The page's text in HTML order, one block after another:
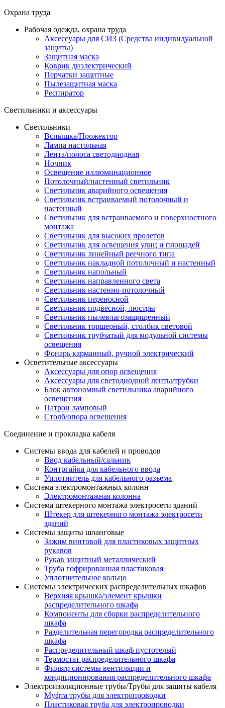
Охрана труда
Рабочая одежда, охрана труда
Аксессуары для СИЗ (Средства индивидуальной
защиты)
Защитная маска
Коврик диэлектрический
Перчатки защитные
Пылезащитная маска
Респиратор
Светильники и аксессуары
Светильники
Вспышка/Прожектор
Лампа настольная
Лента/полоса светодиодная
Ночник
Освещение иллюминационное
Потолочный/настенный светильник
Светильник аварийного освещения
Светильник встраиваемый потолочный и
настенный
Светильник для встраиваемого и поверхностного
монтажа
Светильник для высоких пролетов
Светильник для освещения улиц и площадей
Светильник линейный реечного типа
Светильник накладной потолочный и настенный
Светильник напольный
Светильник направленного света
Светильник настенно-потолочный
Светильник переносной
Светильник подвесной, люстры
Светильник пылевлагозащищенный
Светильник торшерный, столбик световой
Светильник трубчатый для модульной системы
освещения
Фонарь карманный, ручной электрический
Осветительные аксессуары
Аксессуары для опор освещения
Аксессуары для светодиодной ленты/трубки
Блок автономный светильника аварийного
освещения
Патрон ламповый
Столб/опора освещения
Соединение и прокладка кабеля
Системы ввода для кабелей и проводов
Ввод кабельный/сальник
Контргайка для кабельного ввода
Уплотнитель для кабельного разъема
Система электромонтажных колонн
Электромонтажная колонна
Система штекерного монтажа электросети зданий
Штекер для штекерного монтажа электросети
зданий
Системы защиты шланговые
Зажим винтовой для пластиковых защитных
рукавов
Рукав защитный металлический
Труба гофрированная пластиковая
Уплотнительное кольцо
Системы электрических распределительных шкафов
Верхняя крышка/элемент крышки
распределительного шкафа
Компоненты для сборки распределительного
шкафа
Разделительная перегородка распределительного
шкафа
Распределительный шкаф пустотелый
Термостат распределительного шкафа
Фильтр системы вентиляции и
кондиционирования распределительного шкафа
Электроизоляционные трубы/Трубы для защиты кабеля
Муфта трубы для электропроводки
Пластиковая труба для электропроводки